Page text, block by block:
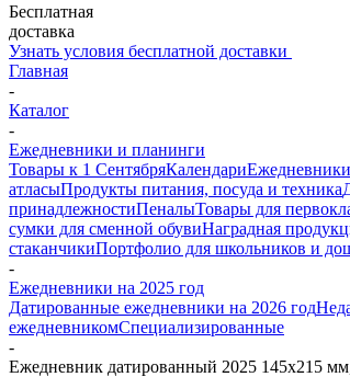
Бесплатная
доставка
Узнать условия бесплатной доставки
Главная
-
Каталог
-
Ежедневники и планинги
Товары к 1 СентябряКалендари
атласыПродукты питания, посуда и техника
принадлежностиПеналыТовары для
сумки для сменной обувиНаградная
стаканчикиПортфолио для школьников и
-
Ежедневники на 2025 год
Датированные ежедневники на 2026 год
ежедневникомСпециализированные
-
Ежедневник датированный 2025 145х215